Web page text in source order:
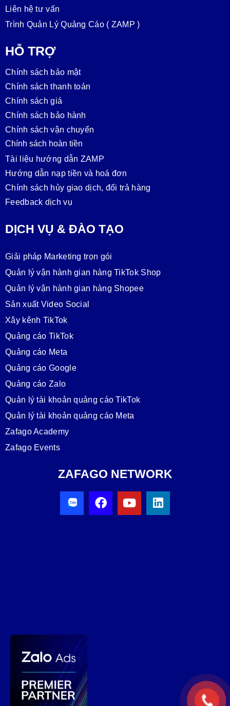
Liên hệ tư vấn
Trình Quản Lý Quảng Cáo ( ZAMP )
HỖ TRỢ
Chính sách bảo mật
Chính sách thanh toán
Chính sách giá
Chính sách bảo hành
Chính sách vận chuyển
Chính sách hoàn tiền
Tài liệu hướng dẫn ZAMP
Hướng dẫn nạp tiền và hoá đơn
Chính sách hủy giao dịch, đổi trả hàng
Feedback dịch vụ
DỊCH VỤ & ĐÀO TẠO
Giải pháp Marketing trọn gói
Quản lý vận hành gian hàng TikTok Shop
Quản lý vận hành gian hàng Shopee
Sản xuất Video Social
Xây kênh TikTok
Quảng cáo TikTok
Quảng cáo Meta
Quảng cáo Google
Quảng cáo Zalo
Quản lý tài khoản quảng cáo TikTok
Quản lý tài khoản quảng cáo Meta
Zafago Academy
Zafago Events
ZAFAGO NETWORK